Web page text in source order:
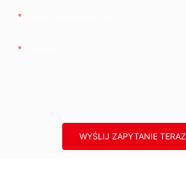
WYŚLIJ ZAPYTANIE TERAZ